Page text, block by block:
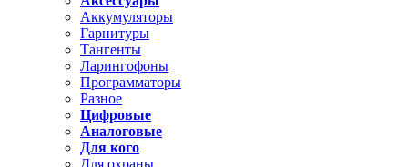
Аккумуляторы
Гарнитуры
Тангенты
Ларингофоны
Программаторы
Разное
Цифровые
Аналоговые
Для кого
Для охраны